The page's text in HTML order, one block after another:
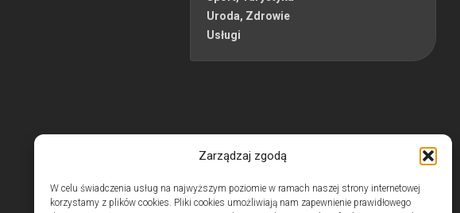
Zarządzaj zgodą
W celu świadczenia usług na najwyższym poziomie w ramach naszej strony internetowej
korzystamy z plików cookies. Pliki cookies umożliwiają nam zapewnienie prawidłowego
Uroda, Zdrowie
Usługi